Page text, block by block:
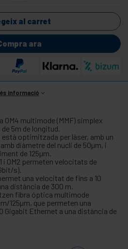
al carret
ara
informació
OM4 multimode (MMF) simplex
de 5m de longitud.
està optimitzada per làser, amb un
diàmetre del nucli de 50µm, i
de 125µm.
i OM2 permeten velocitats de
s).
una velocitat de fins a 10
distància de 300 m.
fibra óptica multimode
125µm, que permeten una
Gigabit Ethernet a una distància de